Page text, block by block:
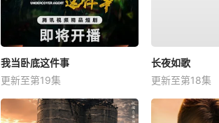
我当卧底这件事
更新至第19集
长夜如歌
更新至第18集